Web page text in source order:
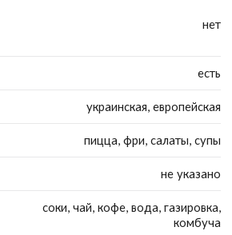
нет
есть
украинская, европейская
пицца, фри, салаты, супы
не указано
соки, чай, кофе, вода, газировка,
комбуча